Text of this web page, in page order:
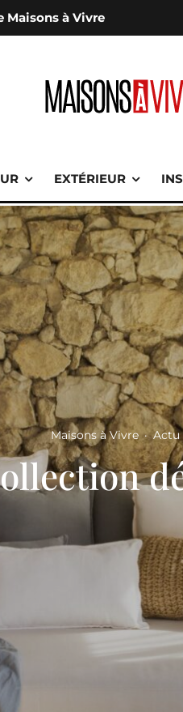
Maisons à Vivre
EXTÉRIEUR
Maisons à Vivre · Actu